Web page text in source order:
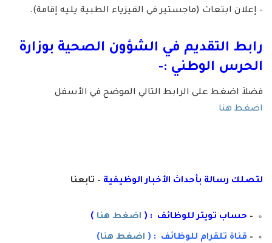
– إعلان ابتعاث (ماجستير في الفيزياء الطبية يليه إقامة).
رابط التقديم في الشؤون الصحية بوزارة
الحرس الوطني :-
فضلاَ اضغط على الرابط التالي الموضح في الأسفل
اضغط هنا
لتصلك رسالة بأحداث الأخبار الوظيفية – تابعنا
– حساب تويتر للوظائف : ( اضغط هنا )
– قناة تلقرام للوظائف : ( اضغط هنا)